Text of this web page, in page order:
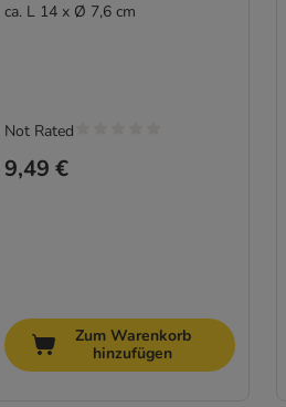
ca. L 14 x Ø 7,6 cm
9,49 €
Not Rated
Zum Warenkorb
hinzufügen